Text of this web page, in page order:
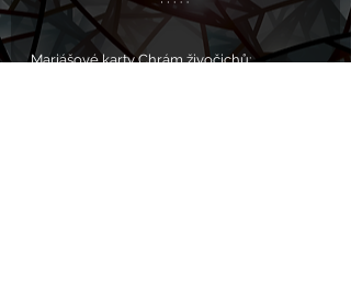
Mariášové karty Chrám živočichů: